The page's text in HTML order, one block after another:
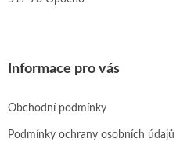
Informace pro vás
Obchodní podmínky
Podmínky ochrany osobních údajů